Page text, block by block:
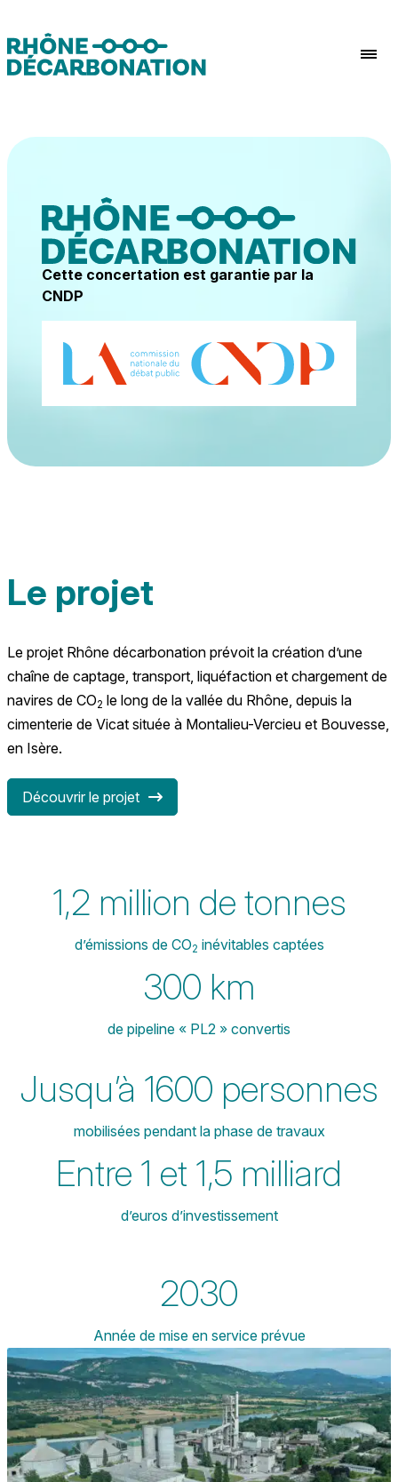
Cette concertation est garantie par la
CNDP
Le projet
Le projet Rhône décarbonation prévoit la création d’une
chaîne de captage, transport, liquéfaction et chargement de
navires de CO2 le long de la vallée du Rhône, depuis la
cimenterie de Vicat située à Montalieu-Vercieu et Bouvesse,
en Isère.
Découvrir le projet
1,2 million de tonnes
d’émissions de CO2 inévitables captées
300 km
de pipeline « PL2 » convertis
Jusqu’à 1600 personnes
mobilisées pendant la phase de travaux
Entre 1 et 1,5 milliard
d’euros d’investissement
2030
Année de mise en service prévue